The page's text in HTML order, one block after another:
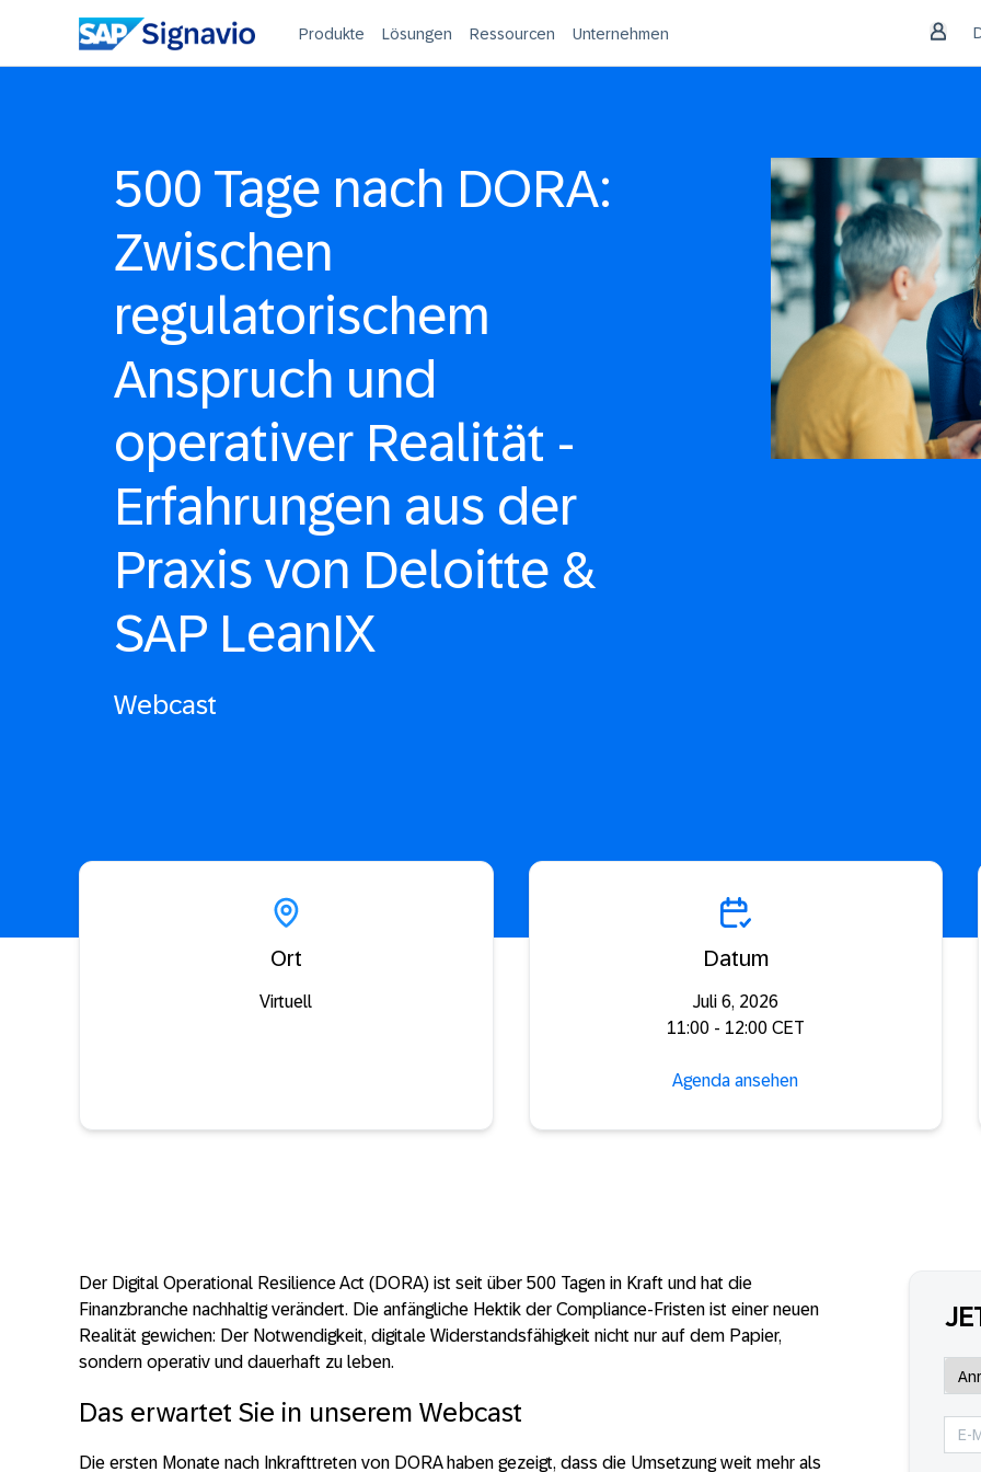
Produkte Lösungen Ressourcen Unternehmen
500 Tage nach DORA:
Zwischen
regulatorischem
Anspruch und
operativer Realität -
Erfahrungen aus der
Praxis von Deloitte &
SAP LeanIX
Webcast
Ort
Virtuell
Datum
Juli 6, 2026
11:00 - 12:00 CET
Agenda ansehen
Der Digital Operational Resilience Act (DORA) ist seit über 500 Tagen in Kraft und hat die
Finanzbranche nachhaltig verändert. Die anfängliche Hektik der Compliance-Fristen ist einer neuen
Realität gewichen: Der Notwendigkeit, digitale Widerstandsfähigkeit nicht nur auf dem Papier,
sondern operativ und dauerhaft zu leben.
Das erwartet Sie in unserem Webcast
Die ersten Monate nach Inkrafttreten von DORA haben gezeigt, dass die Umsetzung weit mehr als